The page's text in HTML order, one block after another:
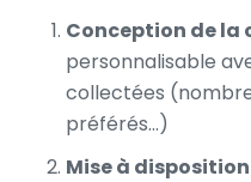
Conception de la
personnalisable
collectées
préférés...)
Mise à disposition